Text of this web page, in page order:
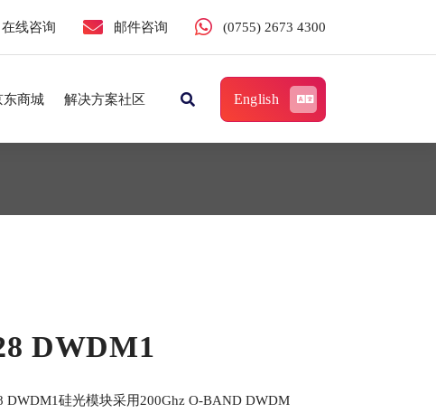
在线咨询 邮件咨询 (0755) 2673 4300
东商城 解决方案社区 English
DWDM1
DWDM1硅光模块采用200Ghz O-BAND DWDM